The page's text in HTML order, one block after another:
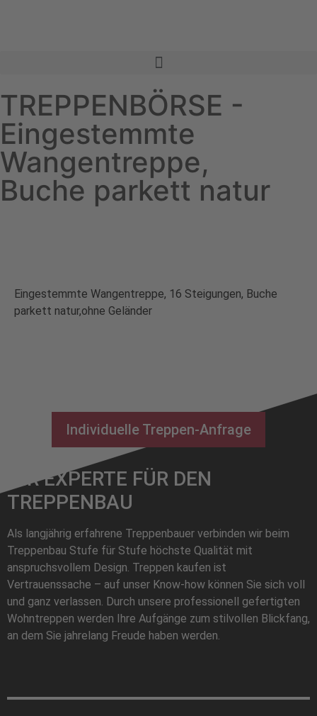
TREPPENBÖRSE -
Eingestemmte
Wangentreppe,
Buche parkett natur
Eingestemmte Wangentreppe, 16 Steigungen, Buche
parkett natur,ohne Geländer
Individuelle Treppen-Anfrage
IHR EXPERTE FÜR DEN
TREPPENBAU
Als langjährig erfahrene Treppenbauer verbinden wir beim
Treppenbau Stufe für Stufe höchste Qualität mit
anspruchsvollem Design. Treppen kaufen ist
Vertrauenssache – auf unser Know-how können Sie sich voll
und ganz verlassen. Durch unsere professionell gefertigten
Wohntreppen werden Ihre Aufgänge zum stilvollen Blickfang,
an dem Sie jahrelang Freude haben werden.